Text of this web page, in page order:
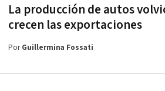
La producción de autos
crecen las exportaciones
PorGuillermina Fossati